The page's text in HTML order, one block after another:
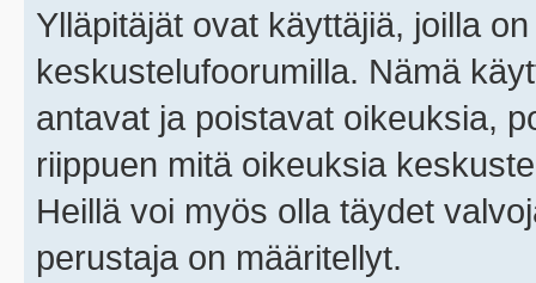
Ylläpitäjät ovat käyttäjiä, joilla
keskustelufoorumilla. Nämä
antavat ja poistavat oikeuksia,
riippuen mitä oikeuksia
Heillä voi myös olla täydet
perustaja on määritellyt.